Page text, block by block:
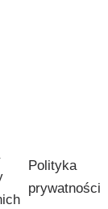
Polityka
prywatności